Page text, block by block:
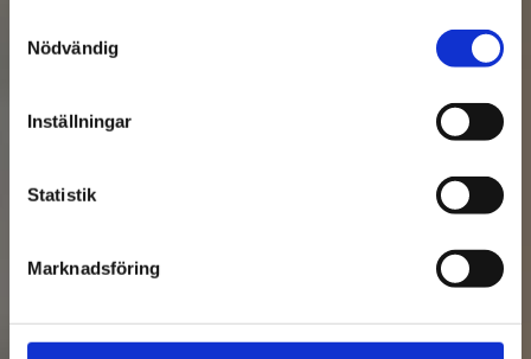
Nödvändig
Inställningar
Statistik
Marknadsföring